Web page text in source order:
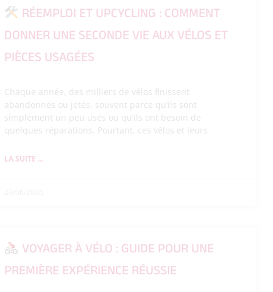
RÉEMPLOI ET UPCYCLING : COMMENT
DONNER UNE SECONDE VIE AUX VÉLOS ET
PIÈCES USAGÉES
Chaque année, des milliers de vélos finissent
abandonnés ou jetés, souvent parce qu’ils sont
simplement un peu usés ou qu’ils ont besoin de
quelques réparations. Pourtant, ces vélos et leurs
LA SUITE ...
VOYAGER À VÉLO : GUIDE POUR UNE
PREMIÈRE EXPÉRIENCE RÉUSSIE